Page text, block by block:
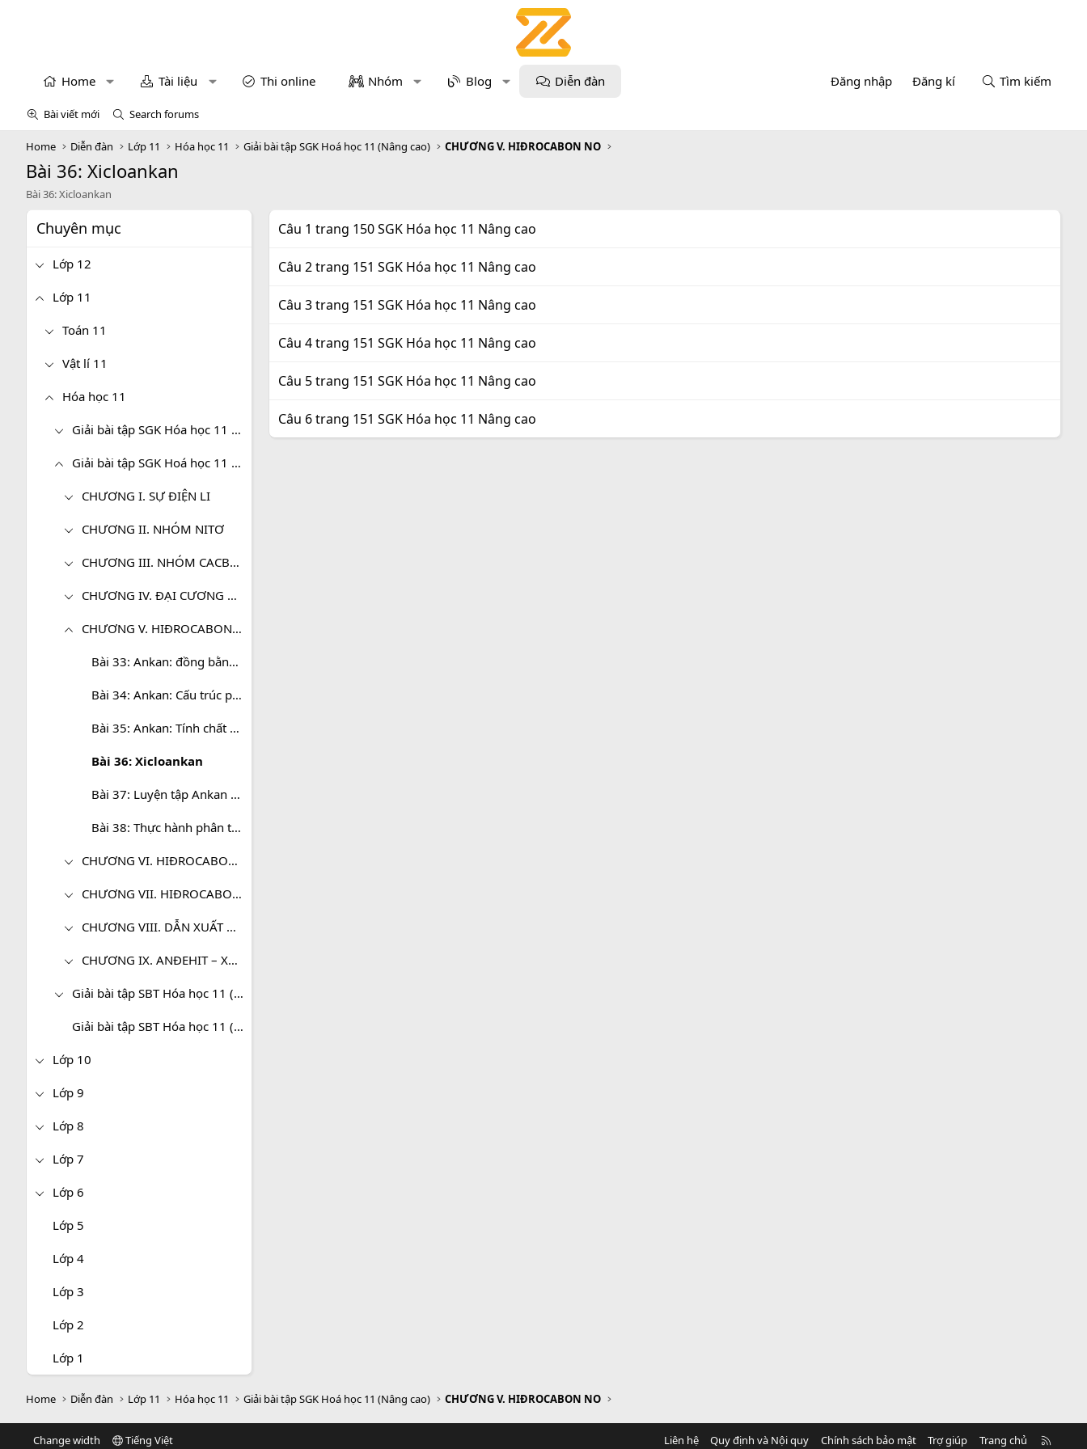
Home Tài liệu Thi online Nhóm Blog Diễn đàn Đăng nhập Đăng kí Tìm kiếm
Bài viết mới Search forums
Home Diễn đàn Lớp 11 Hóa học 11 Giải bài tập SGK Hoá học 11 (Nâng cao) CHƯƠNG V. HIĐROCABON NO
Bài 36: Xicloankan
Bài 36: Xicloankan
Chuyên mục
Lớp 12
Lớp 11
Toán 11
Vật lí 11
Hóa học 11
Giải bài tập SGK Hóa học 11 (Cơ bản)
Giải bài tập SGK Hoá học 11 (Nâng cao)
CHƯƠNG I. SỰ ĐIỆN LI
CHƯƠNG II. NHÓM NITƠ
CHƯƠNG III. NHÓM CACBON
CHƯƠNG IV. ĐẠI CƯƠNG VỀ HÓA HỌC HỮU CƠ
CHƯƠNG V. HIĐROCABON NO
Bài 33: Ankan: đồng bằng, đồng phân và danh pháp
Bài 34: Ankan: Cấu trúc phân tử và tính chất vật lý
Bài 35: Ankan: Tính chất hóa học, điều chế và ứng dụng
Bài 36: Xicloankan
Bài 37: Luyện tập Ankan và Xicloankan
Bài 38: Thực hành phân tích định tính - Điều chế và tính chất của metan
CHƯƠNG VI. HIĐROCABON KHÔNG NO
CHƯƠNG VII. HIĐROCABON THƠM. NGUỒN HIĐROCABON THIÊN NHIÊN
CHƯƠNG VIII. DẪN XUẤT HALOGEN. ANCOL - PHENOL
CHƯƠNG IX. ANĐEHIT – XETON AXIT CACBONXYLIC
Giải bài tập SBT Hóa học 11 (Cơ bản)
Giải bài tập SBT Hóa học 11 (Nâng cao)
Lớp 10
Lớp 9
Lớp 8
Lớp 7
Lớp 6
Lớp 5
Lớp 4
Lớp 3
Lớp 2
Lớp 1
Câu 1 trang 150 SGK Hóa học 11 Nâng cao
Câu 2 trang 151 SGK Hóa học 11 Nâng cao
Câu 3 trang 151 SGK Hóa học 11 Nâng cao
Câu 4 trang 151 SGK Hóa học 11 Nâng cao
Câu 5 trang 151 SGK Hóa học 11 Nâng cao
Câu 6 trang 151 SGK Hóa học 11 Nâng cao
Home Diễn đàn Lớp 11 Hóa học 11 Giải bài tập SGK Hoá học 11 (Nâng cao) CHƯƠNG V. HIĐROCABON NO
Change width Tiếng Việt Liên hệ Quy định và Nội quy Chính sách bảo mật Trợ giúp Trang chủ